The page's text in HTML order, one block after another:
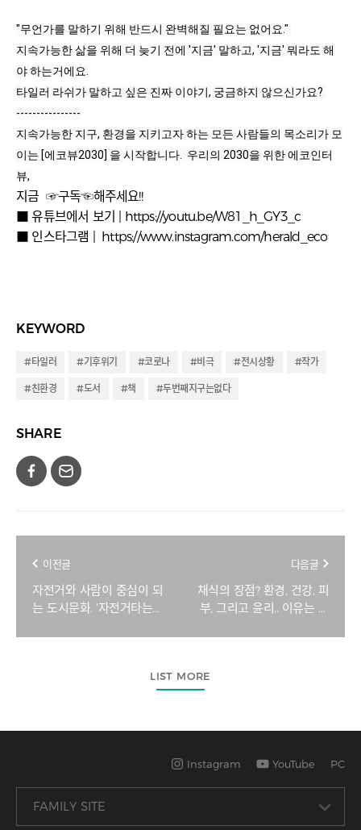
"무언가를 말하기 위해 반드시 완벽해질 필요는 없어요."
지속가능한 삶을 위해 더 늦기 전에 '지금' 말하고, '지금' 뭐라도 해
야 하는거에요.
타일러 라쉬가 말하고 싶은 진짜 이야기, 궁금하지 않으신가요?
----------------
지속가능한 지구, 환경을 지키고자 하는 모든 사람들의 목소리가 모
이는 [에코뷰2030] 을 시작합니다.  우리의 2030을 위한 에코인터
뷰,
지금 ☞구독☜해주세요!!
■ 유튜브에서 보기 | https://youtu.be/W81_h_GY3_c
■ 인스타그램 | https://www.instagram.com/herald_eco
KEYWORD
#타일러 #기후위기 #코로나 #비극 #전시상황 #작가
#친환경 #도서 #책 #두번째지구는없다
SHARE
이전글
자전거와 사람이 중심이 되
는 도시문화. '자전거타는
다음글
채식의 장점? 환경, 건강, 피
부, 그리고 윤리.. 이유는 너
LIST MORE
Instagram YouTube PC